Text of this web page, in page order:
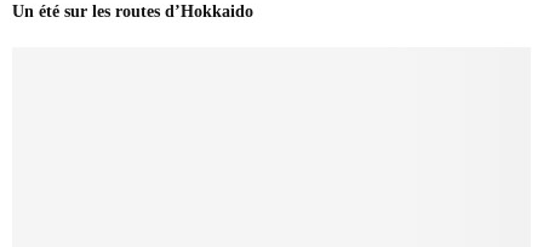
Un été sur les routes d’Hokkaido